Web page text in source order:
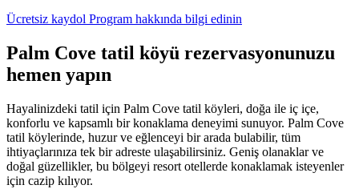
Ücretsiz kaydol Program hakkında bilgi edinin
Palm Cove tatil köyü rezervasyonunuzu
hemen yapın
Hayalinizdeki tatil için Palm Cove tatil köyleri, doğa ile iç içe,
konforlu ve kapsamlı bir konaklama deneyimi sunuyor. Palm Cove
tatil köylerinde, huzur ve eğlenceyi bir arada bulabilir, tüm
ihtiyaçlarınıza tek bir adreste ulaşabilirsiniz. Geniş olanaklar ve
doğal güzellikler, bu bölgeyi resort otellerde konaklamak isteyenler
için cazip kılıyor.